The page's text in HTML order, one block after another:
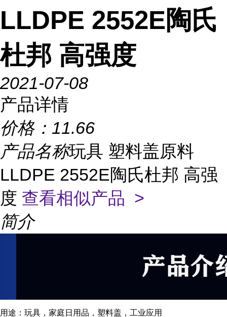
LLDPE 2552E陶氏
杜邦 高强度
2021-07-08
产品详情
价格： 11.66
产品名称玩具 塑料盖原料
LLDPE 2552E陶氏杜邦 高强
度 查看相似产品 >
简介
用途：玩具，家庭日用品，塑料盖，工业应用